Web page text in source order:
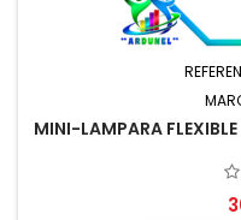
MINI-LAMPARA FLEXIBLE